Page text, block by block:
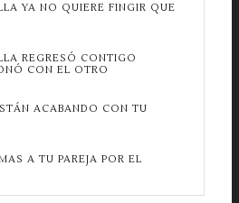
YA NO QUIERE FINGIR QUE
REGRESÓ CONTIGO
CON EL OTRO
ACABANDO CON TU
A TU PAREJA POR EL